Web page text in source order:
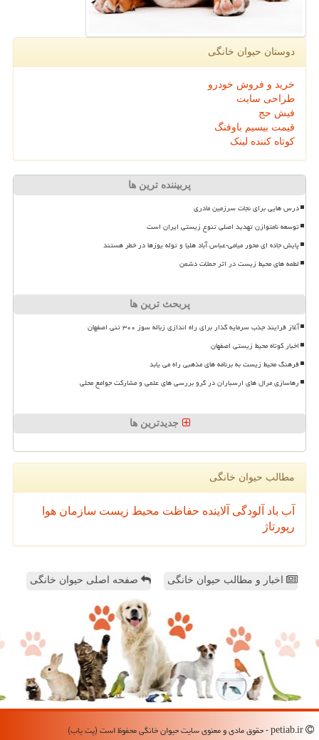
دوستان حیوان خانگی
خرید و فروش خودرو
طراحی سایت
فیش حج
قیمت بیسیم باوفنگ
کوتاه کننده لینک
پربیننده ترین ها
درس هایی برای نجات سرزمین مادری
توسعه نامتوازن تهدید اصلی تنوع زیستی ایران است
پایش جاده ای محور میامی-عباس آباد هلیا و توله یوزها در خطر هستند
لطمه های محیط زیست در اثر حملات دشمن
پربحث ترین ها
آغاز فرایند جذب سرمایه گذار برای راه اندازی زباله سوز ۳۰۰ تنی اصفهان
اخبار کوتاه محیط زیستی اصفهان
فرهنگ محیط زیست به برنامه های مذهبی راه می یابد
رهاسازی مرال های ارسباران در گرو بررسی های علمی و مشارکت جوامع محلی
جدیدترین ها
مطالب حیوان خانگی
آب باد آلودگی آلاینده حفاظت محیط زیست سازمان هوا
رپورتاژ
اخبار و مطالب حیوان خانگی صفحه اصلی حیوان خانگی